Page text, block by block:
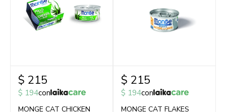
$ 215
$ 194con
MONGE CAT CHICKEN
$ 215
$ 194con
MONGE CAT FLAKES